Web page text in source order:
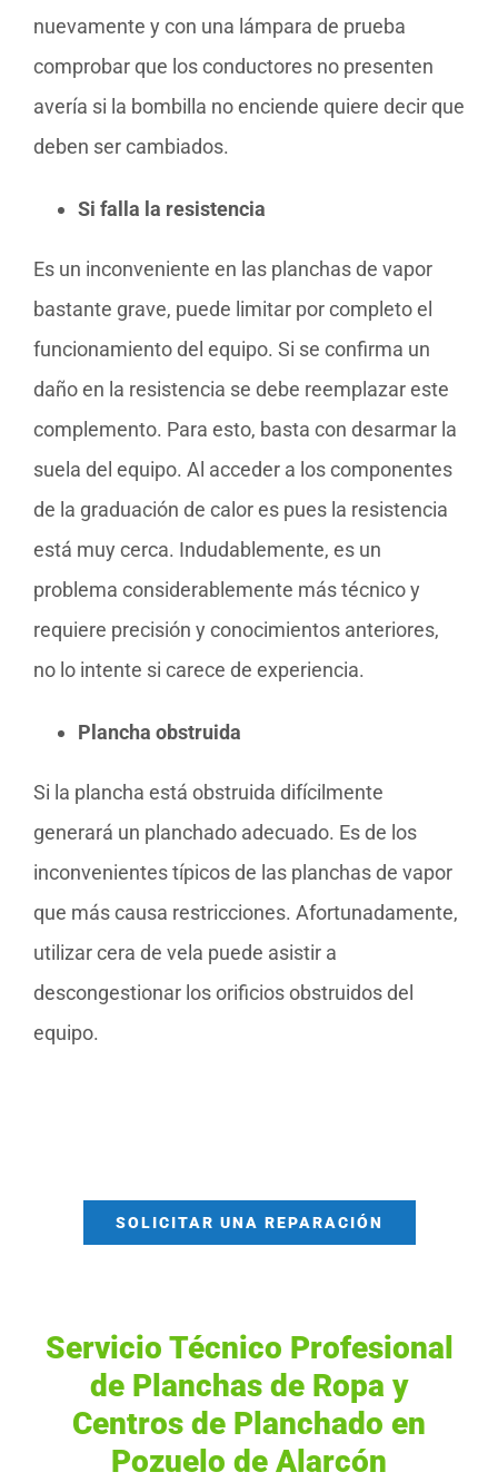
nuevamente y con una lámpara de prueba
comprobar que los conductores no presenten
avería si la bombilla no enciende quiere decir que
deben ser cambiados.
Si falla la resistencia
Es un inconveniente en las planchas de vapor
bastante grave, puede limitar por completo el
funcionamiento del equipo. Si se confirma un
daño en la resistencia se debe reemplazar este
complemento. Para esto, basta con desarmar la
suela del equipo. Al acceder a los componentes
de la graduación de calor es pues la resistencia
está muy cerca. Indudablemente, es un
problema considerablemente más técnico y
requiere precisión y conocimientos anteriores,
no lo intente si carece de experiencia.
Plancha obstruida
Si la plancha está obstruida difícilmente
generará un planchado adecuado. Es de los
inconvenientes típicos de las planchas de vapor
que más causa restricciones. Afortunadamente,
utilizar cera de vela puede asistir a
descongestionar los orificios obstruidos del
equipo.
SOLICITAR UNA REPARACIÓN
Servicio Técnico Profesional
de Planchas de Ropa y
Centros de Planchado en
Pozuelo de Alarcón